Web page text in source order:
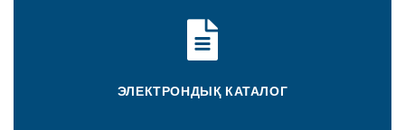
ЭЛЕКТРОНДЫҚ КАТАЛОГ